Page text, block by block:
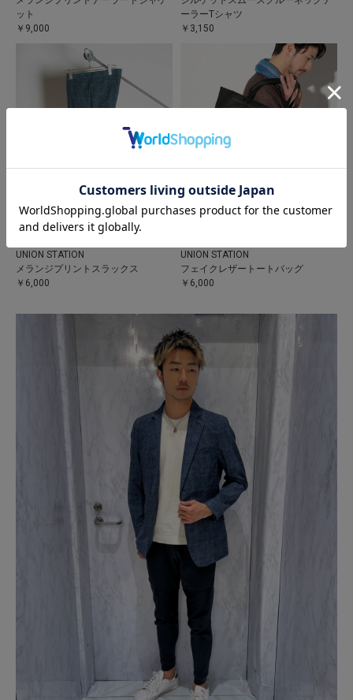
ット
￥9,000
ーラーTシャツ
￥3,150
UNION STATION
メランジプリントスラックス
￥6,000
UNION STATION
フェイクレザートートバッグ
￥6,000